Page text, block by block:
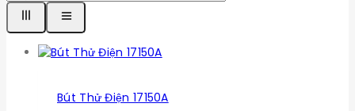
Bút Thử Điện 17150A